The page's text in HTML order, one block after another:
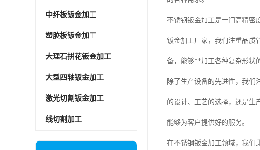
中纤板钣金加工
塑胶板钣金加工
大理石拼花钣金加工
大型四轴钣金加工
激光切割钣金加工
线切割加工
不锈钢钣金加工是一门高精密
钣金加工厂家，我们注重品质
备，能够**加工各种复杂形状
除了生产设备的先进性，我们
的设计、工艺的选择，还是生
能够为客户提供好的服务。
在不锈钢钣金加工领域，我们